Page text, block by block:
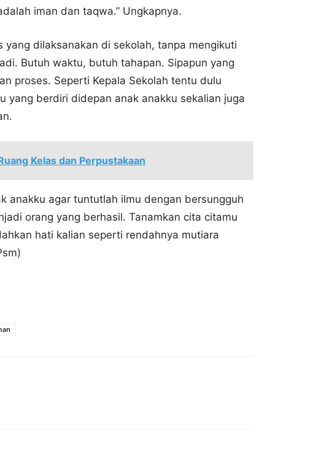
iman dan taqwa.” Ungkapnya.
yang dilaksanakan di sekolah, tanpa mengikuti
Butuh waktu, butuh tahapan. Sipapun yang
proses. Seperti Kepala Sekolah tentu dulu
yang berdiri didepan anak anakku sekalian juga
Kelas dan Perpustakaan
anakku agar tuntutlah ilmu dengan bersungguh
orang yang berhasil. Tanamkan cita citamu
hati kalian seperti rendahnya mutiara